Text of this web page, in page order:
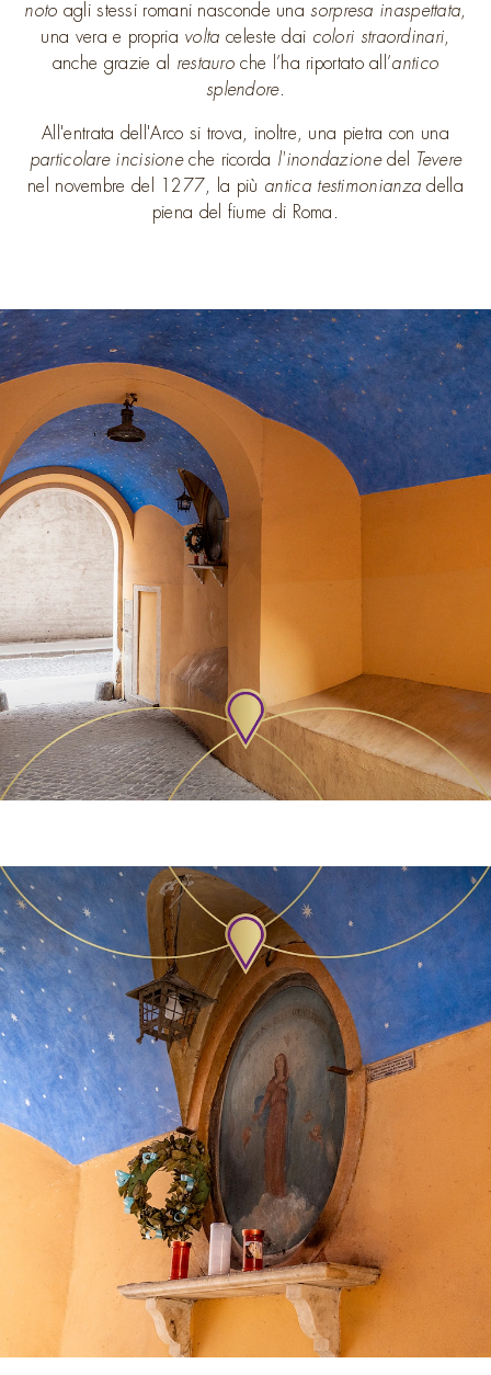
noto agli stessi romani nasconde unasorpresa inaspettata,
una vera e propria volta celeste dai colori straordinari,
anche grazie al restauro che l’ha riportato all’antico
splendore.
All'entrata dell'Arco si trova, inoltre, una pietra con una
particolare incisioneche ricorda l'inondazionedel
Tevere
nel novembre del 1277, la più antica testimonianza della
piena del fiume di Roma.